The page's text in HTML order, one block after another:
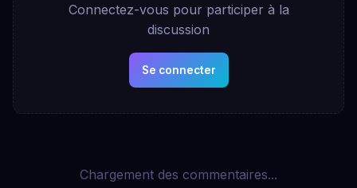
Connectez-vous pour participer à la
discussion
Se connecter
Chargement des commentaires...